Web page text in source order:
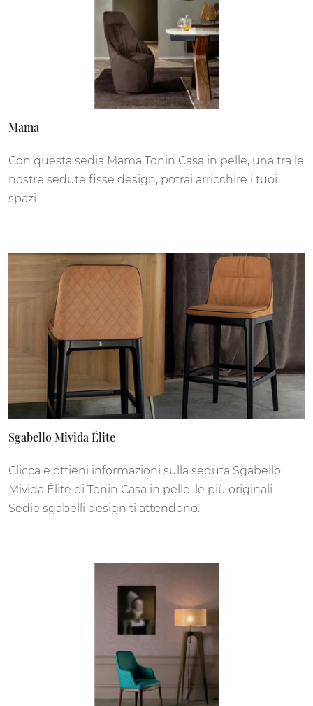
Mama
Con questa sedia Mama Tonin Casa in pelle, una tra le
nostre sedute fisse design, potrai arricchire i tuoi
spazi.
Sgabello Mivida Élite
Clicca e ottieni informazioni sulla seduta Sgabello
Mivida Élite di Tonin Casa in pelle: le più originali
Sedie sgabelli design ti attendono.